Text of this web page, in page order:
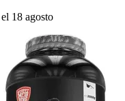
18 agosto